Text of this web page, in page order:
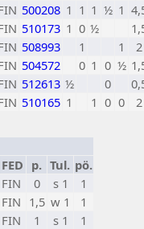
500208 1 1 1 ½ 1
510173 1 0 ½
508993 1 1
2
504572 0 1 0 ½
512613 ½ 0
510165 1 1 0 0 2
FED p. Tul. pö.
FIN 0 s 1
1
FIN 1,5 w 1
1
FIN 1 s 1
1